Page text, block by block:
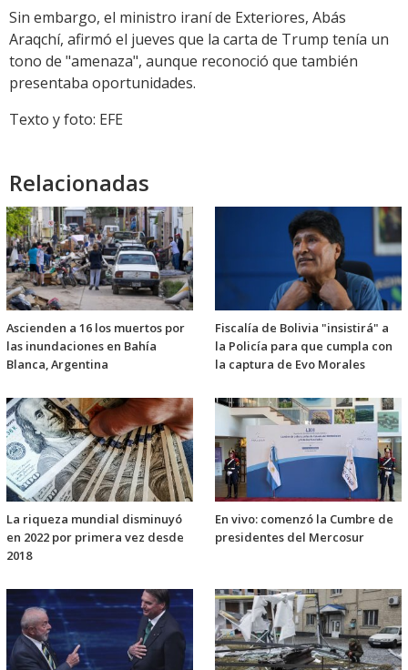
Sin embargo, el ministro iraní de Exteriores, Abás
Araqchí, afirmó el jueves que la carta de Trump tenía un
tono de "amenaza", aunque reconoció que también
presentaba oportunidades.
Texto y foto: EFE
Relacionadas
Ascienden a 16 los muertos por
las inundaciones en Bahía
Blanca, Argentina
Fiscalía de Bolivia "insistirá" a
la Policía para que cumpla con
la captura de Evo Morales
La riqueza mundial disminuyó
en 2022 por primera vez desde
2018
En vivo: comenzó la Cumbre de
presidentes del Mercosur